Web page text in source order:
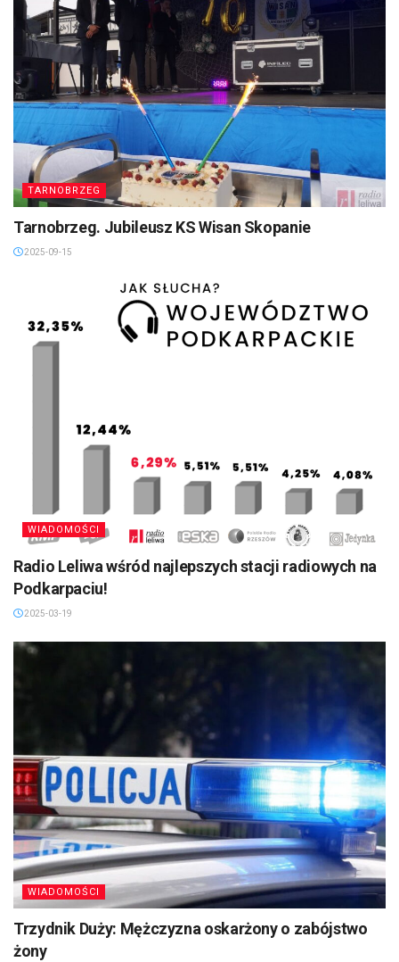
TARNOBRZEG
Tarnobrzeg. Jubileusz KS Wisan Skopanie
2025-09-15
WIADOMOŚCI
Radio Leliwa wśród najlepszych stacji radiowych na
Podkarpaciu!
2025-03-19
WIADOMOŚCI
Trzydnik Duży: Mężczyzna oskarżony o zabójstwo
żony